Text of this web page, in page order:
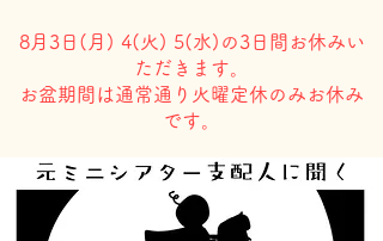
8月3日( 月) 4(火) 5(水)の3日間お休みい
ただきます。
​お盆期間は通常通り火曜定休のみお休み
です。